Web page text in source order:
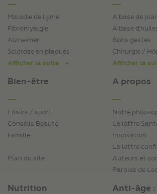
Maladie de Lyme
Fibromyalgie
Alzheimer
Sclérose en plaques
Afficher la suite
Bien-être
Loisirs / sport
Conseils Beauté
Famille
Plan du site
A base de
A base
Bons gestes
Chirurgie /
Afficher la
A propos
Notre
La lettre
Innovation
La lettre
Auteurs et
Paroles de
Nutrition Anti-âge